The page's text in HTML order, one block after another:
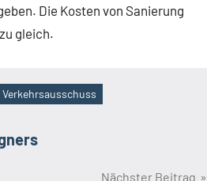
Die Kosten von Sanierung
gleich.
Verkehrsausschuss
Nächster Beitrag